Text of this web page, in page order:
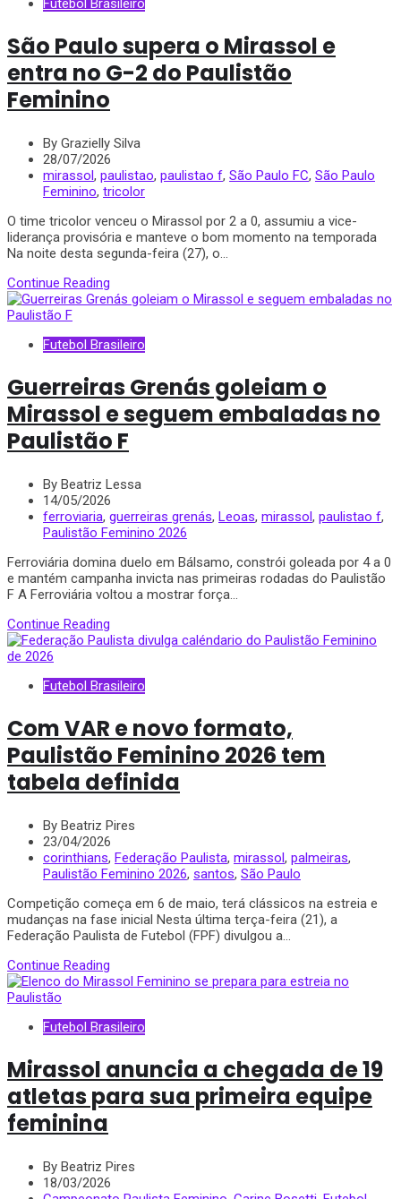
Futebol Brasileiro
São Paulo supera o Mirassol e
entra no G-2 do Paulistão
Feminino
By Grazielly Silva
28/07/2026
mirassol, paulistao, paulistao f, São Paulo FC, São Paulo
Feminino, tricolor
O time tricolor venceu o Mirassol por 2 a 0, assumiu a vice-
liderança provisória e manteve o bom momento na temporada
Na noite desta segunda-feira (27), o...
Continue Reading
Futebol Brasileiro
Guerreiras Grenás goleiam o
Mirassol e seguem embaladas no
Paulistão F
By Beatriz Lessa
14/05/2026
ferroviaria, guerreiras grenás, Leoas, mirassol, paulistao f,
Paulistão Feminino 2026
Ferroviária domina duelo em Bálsamo, constrói goleada por 4 a 0
e mantém campanha invicta nas primeiras rodadas do Paulistão
F A Ferroviária voltou a mostrar força...
Continue Reading
Futebol Brasileiro
Com VAR e novo formato,
Paulistão Feminino 2026 tem
tabela definida
By Beatriz Pires
23/04/2026
corinthians, Federação Paulista, mirassol, palmeiras,
Paulistão Feminino 2026, santos, São Paulo
Competição começa em 6 de maio, terá clássicos na estreia e
mudanças na fase inicial Nesta última terça-feira (21), a
Federação Paulista de Futebol (FPF) divulgou a...
Continue Reading
Futebol Brasileiro
Mirassol anuncia a chegada de 19
atletas para sua primeira equipe
feminina
By Beatriz Pires
18/03/2026